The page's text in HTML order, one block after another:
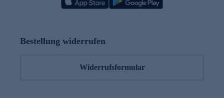
Bestellung widerrufen
Widerrufsformular